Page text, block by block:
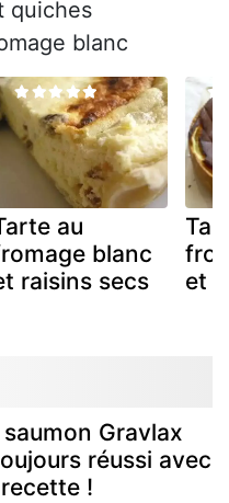
quiches
blanc
au
blanc
raisins secs
et
Gravlax
réussi avec
!